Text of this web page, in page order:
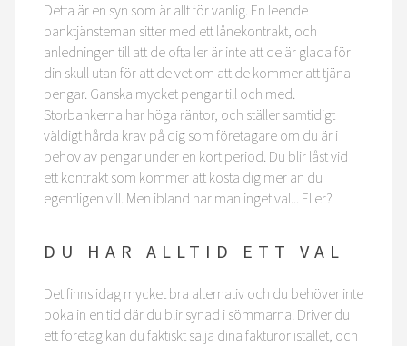
Detta är en syn som är allt för vanlig. En leende
banktjänsteman sitter med ett lånekontrakt, och
anledningen till att de ofta ler är inte att de är glada för
din skull utan för att de vet om att de kommer att tjäna
pengar. Ganska mycket pengar till och med.
Storbankerna har höga räntor, och ställer samtidigt
väldigt hårda krav på dig som företagare om du är i
behov av pengar under en kort period. Du blir låst vid
ett kontrakt som kommer att kosta dig mer än du
egentligen vill. Men ibland har man inget val... Eller?
DU HAR ALLTID ETT VAL
Det finns idag mycket bra alternativ och du behöver inte
boka in en tid där du blir synad i sömmarna. Driver du
ett företag kan du faktiskt sälja dina fakturor istället, och